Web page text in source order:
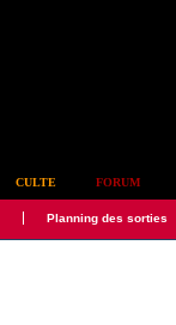
CULTE FORUM
Planning des sorties